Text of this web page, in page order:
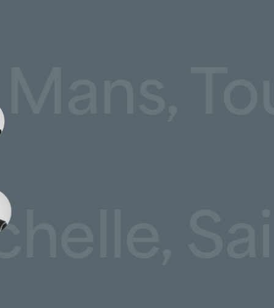
plomb
nous prenons en charge
clé de sa durabilité :
de toit,
points singuliers,
thermique,
corps, échelles à crinoline, saut-de-loup.
et interventions d’urgence
les toitures sont soumises à de nombreuses
vieillissement des matériaux ou
et experte, comparable à celle d’un
les dégradations majeures.